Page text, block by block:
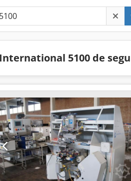
International 5100 de